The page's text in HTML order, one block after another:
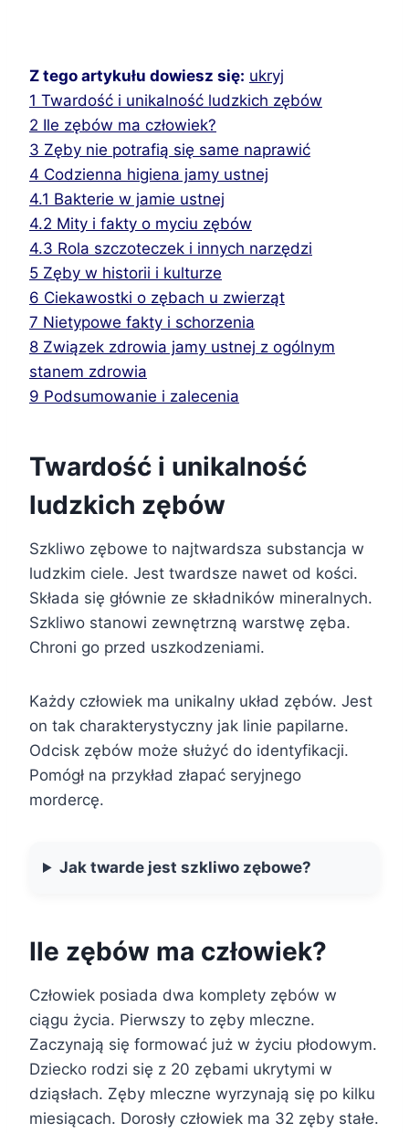
Z tego artykułu dowiesz się: ukryj
1 Twardość i unikalność ludzkich zębów
2 Ile zębów ma człowiek?
3 Zęby nie potrafią się same naprawić
4 Codzienna higiena jamy ustnej
4.1 Bakterie w jamie ustnej
4.2 Mity i fakty o myciu zębów
4.3 Rola szczoteczek i innych narzędzi
5 Zęby w historii i kulturze
6 Ciekawostki o zębach u zwierząt
7 Nietypowe fakty i schorzenia
8 Związek zdrowia jamy ustnej z ogólnym
stanem zdrowia
9 Podsumowanie i zalecenia
Twardość i unikalność
ludzkich zębów
Szkliwo zębowe to najtwardsza substancja w
ludzkim ciele. Jest twardsze nawet od kości.
Składa się głównie ze składników mineralnych.
Szkliwo stanowi zewnętrzną warstwę zęba.
Chroni go przed uszkodzeniami.
Każdy człowiek ma unikalny układ zębów. Jest
on tak charakterystyczny jak linie papilarne.
Odcisk zębów może służyć do identyfikacji.
Pomógł na przykład złapać seryjnego
mordercę.
Jak twarde jest szkliwo zębowe?
Ile zębów ma człowiek?
Człowiek posiada dwa komplety zębów w
ciągu życia. Pierwszy to zęby mleczne.
Zaczynają się formować już w życiu płodowym.
Dziecko rodzi się z 20 zębami ukrytymi w
dziąsłach. Zęby mleczne wyrzynają się po kilku
miesiącach. Dorosły człowiek ma 32 zęby stałe.